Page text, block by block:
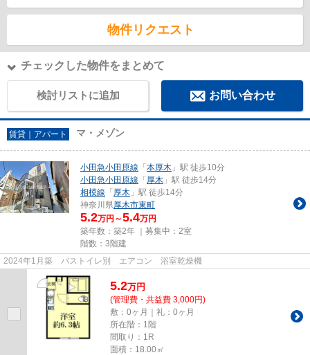
物件リクエスト
チェックした物件をまとめて
検討リストに追加 お問い合わせ
賃貸｜アパート マ・メゾン
小田急小田原線 「本厚木 」駅 徒歩10分
小田急小田原線 「厚木 」駅 徒歩14分
相模線 「厚木 」駅 徒歩14分
神奈川県厚木市東町
5.2万円～5.4万円
築年数：築2年 ｜募集中： 2室
階数：3階建
2024年1月築 バストイレ別 エアコン 浴室乾燥機
5.2万円
(管理費・共益費 3,000円)
敷：0ヶ月｜礼：0ヶ月
所在階：1階
間取り：1R
面積：18.00㎡